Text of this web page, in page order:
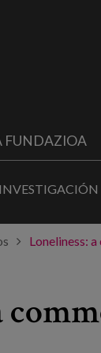
FUNDAZIOA
INVESTIGACIÓN
Loneliness: